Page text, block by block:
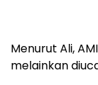
Menurut Ali,
melainkan